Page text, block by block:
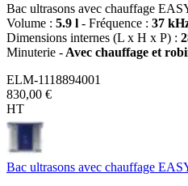
Bac ultrasons avec chauffage
Volume : 5.9 l - Fréquence : 37
Dimensions internes (L x H x P) :
Minuterie - Avec chauffage et
ELM-1118894001
830,00 €
HT
Bac ultrasons avec chauffage